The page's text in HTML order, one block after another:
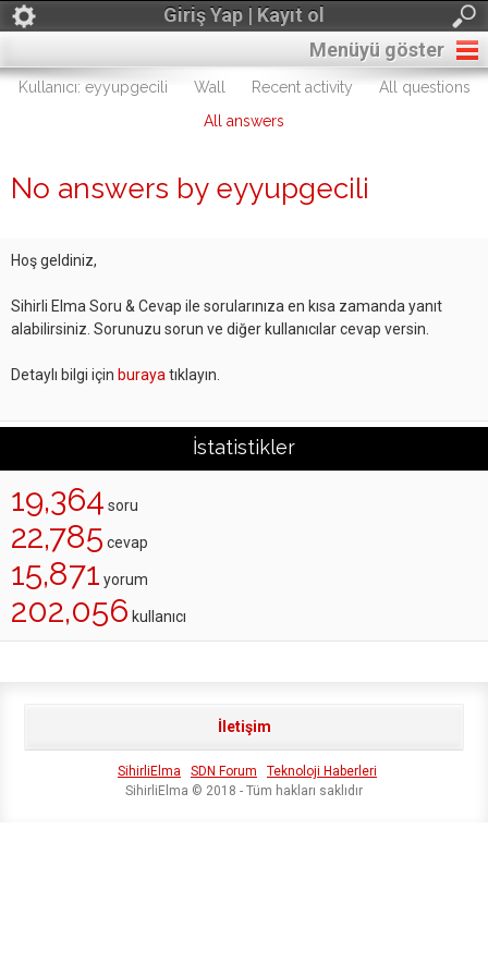
Giriş Yap | Kayıt ol
Menüyü göster
Kullanıcı: eyyupgecili Wall Recent activity
All questions
All answers
No answers by eyyupgecili
Hoş geldiniz,
Sihirli Elma Soru & Cevap ile sorularınıza en kısa zamanda yanıt
alabilirsiniz. Sorunuzu sorun ve diğer kullanıcılar cevap versin.
Detaylı bilgi için buraya tıklayın.
İstatistikler
19,364 soru
22,785 cevap
15,871 yorum
202,056 kullanıcı
İletişim
SihirliElma SDN Forum
Teknoloji Haberleri
SihirliElma © 2018 - Tüm hakları saklıdır